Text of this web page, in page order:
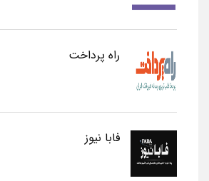
راه پرداخت
فابا نیوز